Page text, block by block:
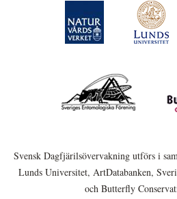
Svensk Dagfjärilsövervakning utförs i
Lunds Universitet, ArtDatabanken,
och Butterfly